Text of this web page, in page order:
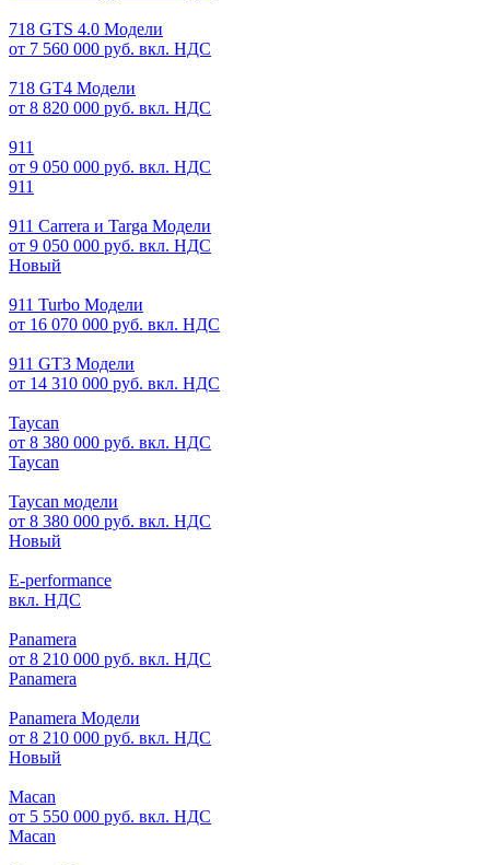
718 GTS 4.0 Модели
от 7 560 000 руб. вкл. НДС
718 GT4 Модели
от 8 820 000 руб. вкл. НДС
911
от 9 050 000 руб. вкл. НДС
911
911 Carrera и Targa Модели
от 9 050 000 руб. вкл. НДС
Новый
911 Turbo Модели
от 16 070 000 руб. вкл. НДС
911 GT3 Модели
от 14 310 000 руб. вкл. НДС
Taycan
от 8 380 000 руб. вкл. НДС
Taycan
Taycan модели
от 8 380 000 руб. вкл. НДС
Новый
E-performance
вкл. НДС
Panamera
от 8 210 000 руб. вкл. НДС
Panamera
Panamera Модели
от 8 210 000 руб. вкл. НДС
Новый
Macan
от 5 550 000 руб. вкл. НДС
Macan